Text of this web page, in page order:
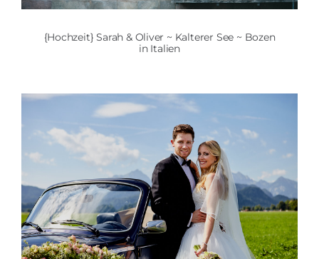
{Hochzeit} Sarah & Oliver ~ Kalterer See ~ Bozen
in Italien